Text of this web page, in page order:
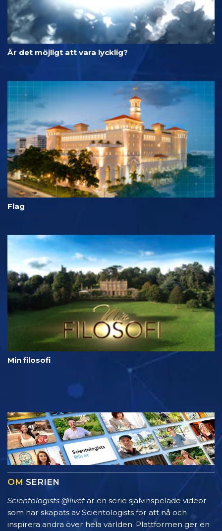
Är det möjligt att vara lycklig?
Flag
Min filosofi
OM SERIEN
Scientologists @livet är en serie självinspelade videor
som har skapats av Scientologists för att nå och
inspirera andra över hela världen. Plattformen ger en